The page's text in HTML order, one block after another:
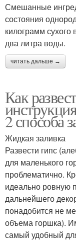
Смешанные
состояния
килограмм
два литра воды.
читать дальше →
Как
2 способа
Жидкая заливка
Развести гипс
для маленького
проблематично.
идеально ровную
дальнейшего
понадобится не
объема горшка).
самый удобный